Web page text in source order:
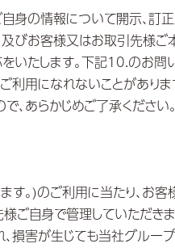
身の情報について開示、訂
びお客様又はお取引先様
いたします。下記10.のお
利用になれないことがあり
、あらかじめご了承ください。
す。)のご利用に当たり、お
ご自身で管理していただき
損害が生じても当社グルー